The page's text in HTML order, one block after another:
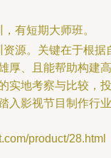
有短期大师班。
源。关键在于根据
厚、且能帮助构建高
实地考察与比较，投
入影视节目制作行业
product/28.html